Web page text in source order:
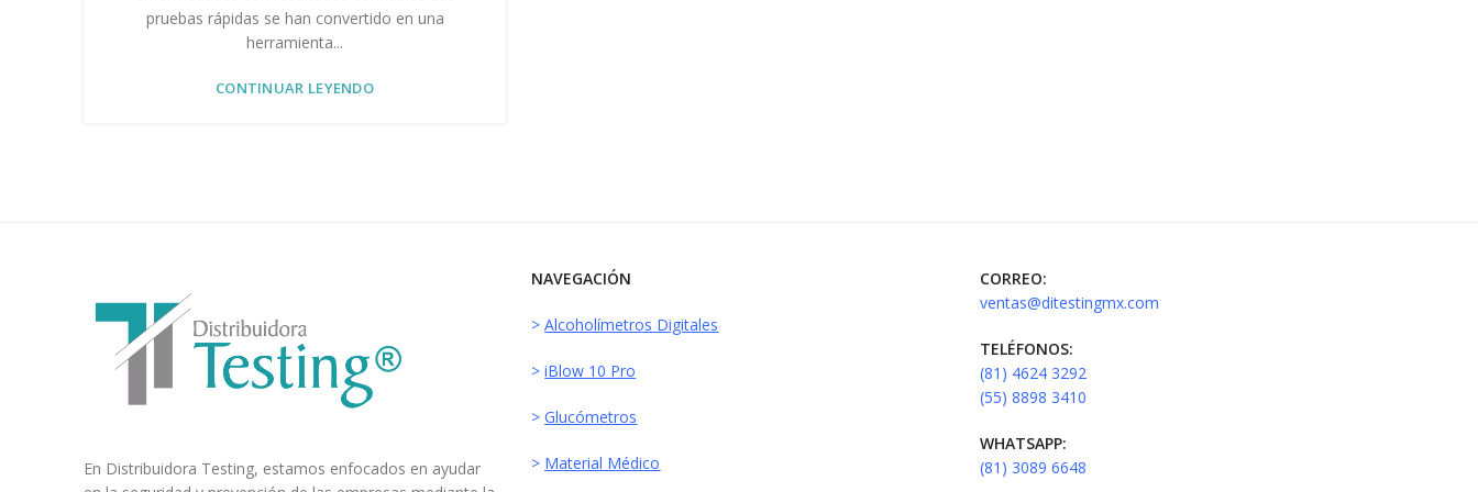
pruebas rápidas se han convertido en una
herramienta...
CONTINUAR LEYENDO
En Distribuidora Testing, estamos enfocados en ayudar
NAVEGACIÓN
>Alcoholímetros Digitales
> iBlow 10 Pro
>Glucómetros
> Material Médico
CORREO:
ventas@ditestingmx.com
TELÉFONOS:
(81) 4624 3292
(55) 8898 3410
WHATSAPP:
(81) 3089 6648